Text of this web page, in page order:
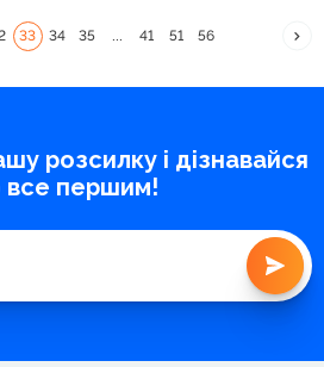
33 34 35 41 51 56
розсилку і дізнавайся
все першим!